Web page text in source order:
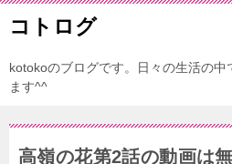
コトログ
kotokoのブログです。日々の生活の
ます^^
高嶺の花第2話の動画は